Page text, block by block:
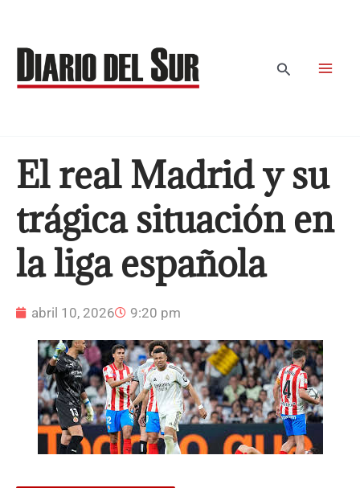
contenido
Buscar
El real Madrid y su
trágica situación en
la liga española
abril 10, 2026 9:20 pm